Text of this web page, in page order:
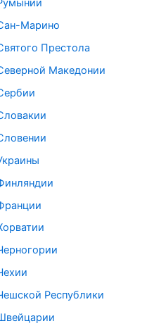
Марино
Престола
Македонии
Республики